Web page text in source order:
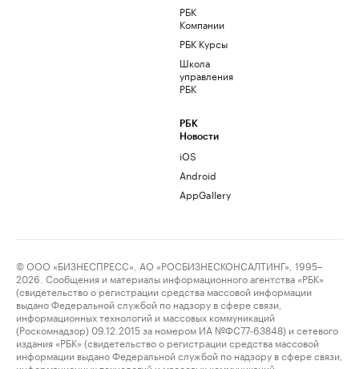
РБК
Компании
РБК Курсы
Школа
управления
РБК
РБК
Новости
iOS
Android
AppGallery
© ООО «БИЗНЕСПРЕСС», АО «РОСБИЗНЕСКОНСАЛТИНГ», 1995–
2026. Сообщения и материалы информационного агентства «РБК»
(свидетельство о регистрации средства массовой информации
выдано Федеральной службой по надзору в сфере связи,
информационных технологий и массовых коммуникаций
(Роскомнадзор) 09.12.2015 за номером ИА №ФС77-63848) и сетевого
издания «РБК» (свидетельство о регистрации средства массовой
информации выдано Федеральной службой по надзору в сфере связи,